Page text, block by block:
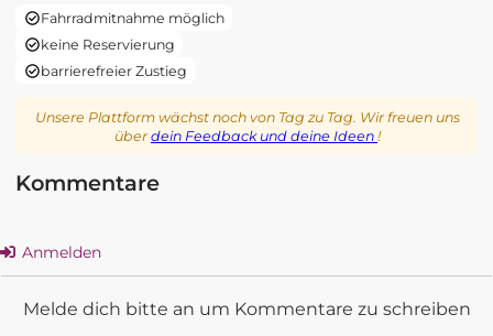
Fahrradmitnahme möglich
keine Reservierung
barrierefreier Zustieg
Unsere Plattform wächst noch von Tag zu Tag. Wir freuen uns
überdein Feedback und deine Ideen !
Kommentare
Anmelden
Melde dich bitte an um Kommentare zu schreiben